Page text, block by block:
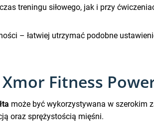
treningu siłowego, jak i przy
– łatwiej utrzymać podobne
Fitness
może być wykorzystywana w szerokim
oraz sprężystością mięśni.